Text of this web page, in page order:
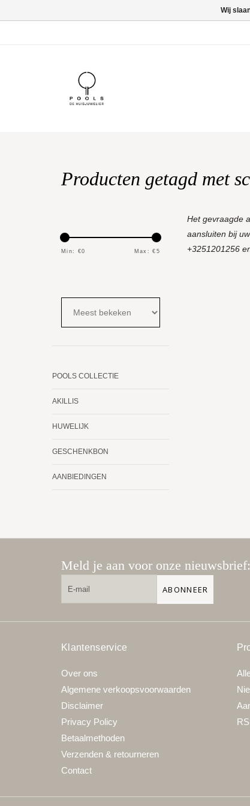
Producten getagd met
Min: €0 Max: € 5
POOLS COLLECTIE
AKILLIS
HUWELIJK
GESCHENKBON
AANBIEDINGEN
Het gevraagde
aansluiten bij
+3251201256
Meld je aan voor onze nieuwsbrief:
ABONNEER
Klantenservice
Over ons
Algemene verkoopsvoorwaarden
Disclaimer
Privacy Policy
Betaalmethoden
Verzenden & retourneren
Contact
Wij